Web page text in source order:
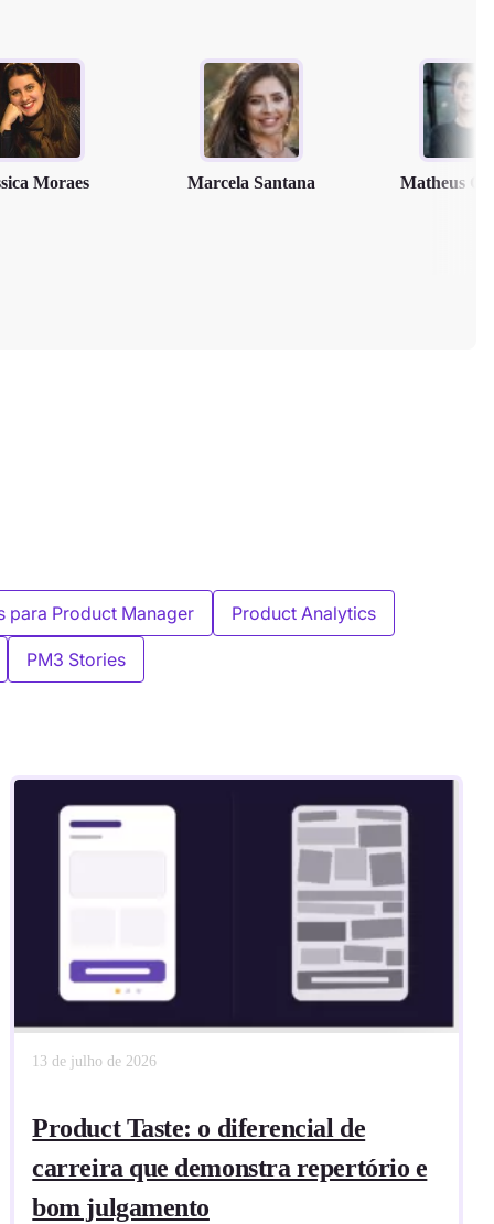
Moraes Marcela Santana Matheus
para Product Manager Product Analytics
PM3 Stories
13 de julho de 2026
Product Taste: o diferencial de
carreira que demonstra repertório e
bom julgamento